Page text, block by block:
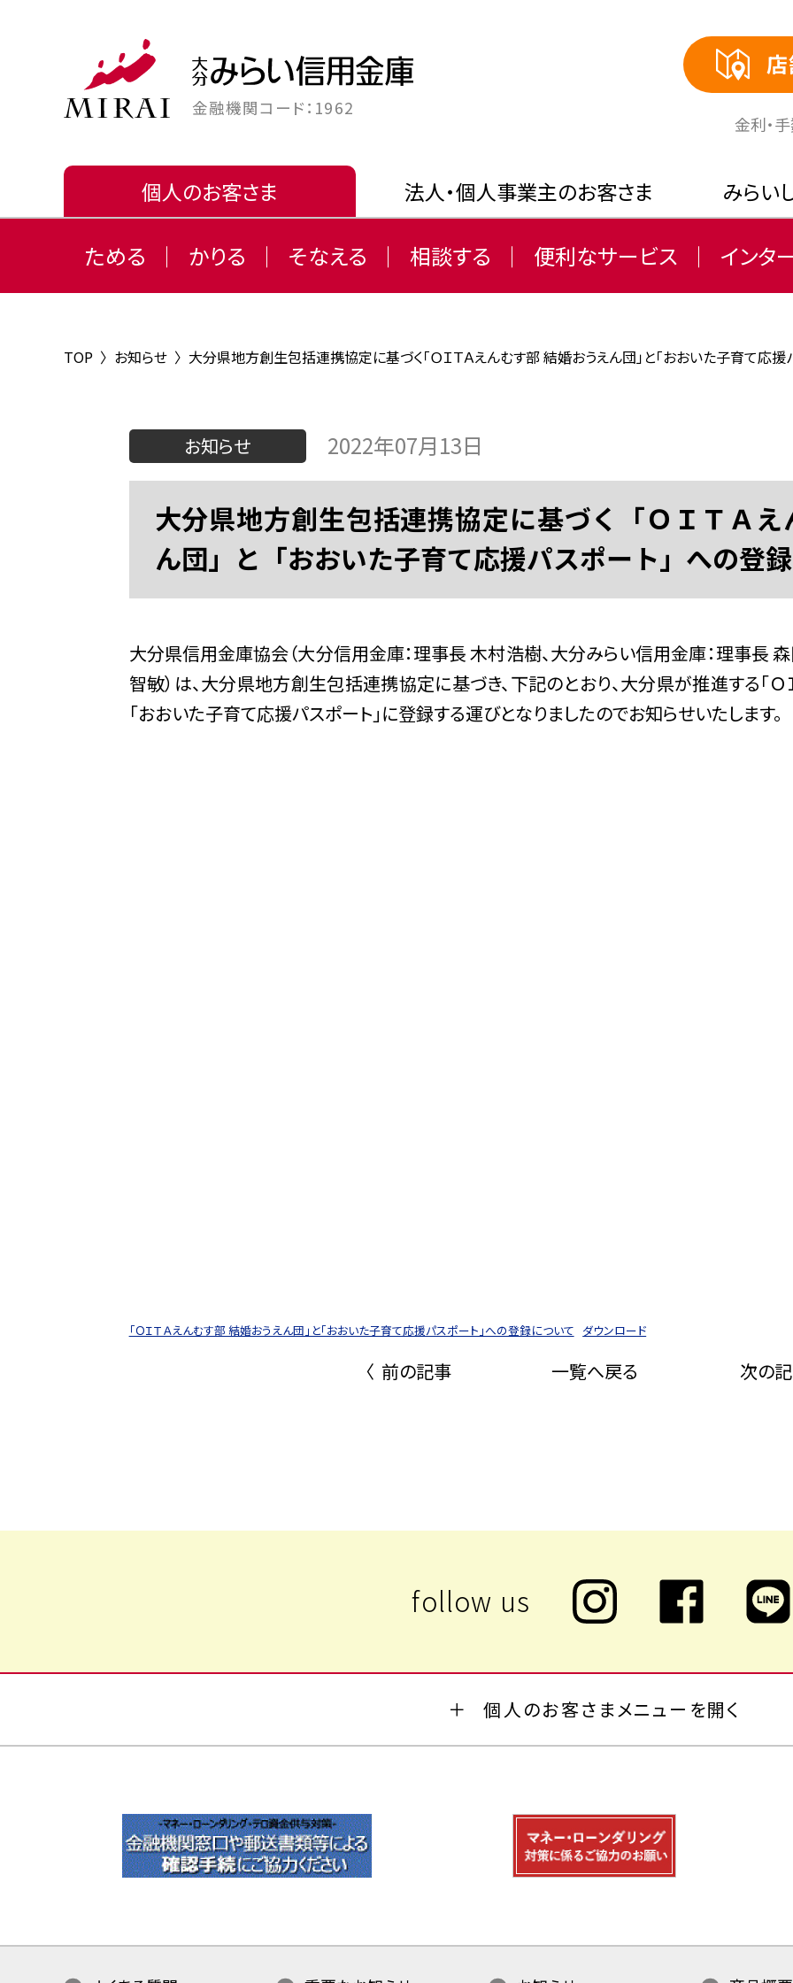
金融機関コード：1962
個人のお客さま
ためる かりる そなえる 相談する 便利なサービス インタ
法人・個人事業主のお客さま みらい
⾦利・
TOP 〉 お知らせ 〉 大分県地方創生包括連携協定に基づく「ＯＩＴＡえんむす部 結婚おうえん団」と「おおいた子育て応
お知らせ 2022年07月13日
大分県地方創生包括連携協定に基づく「ＯＩＴＡ
ん団」と「おおいた子育て応援パスポート」への登
大分県信用金庫協会（大分信用金庫：理事長 木村浩樹、大分みらい信用金庫：理事長
智敏）は、大分県地方創生包括連携協定に基づき、下記のとおり、大分県が推進する「Ｏ
「おおいた子育て応援パスポート」に登録する運びとなりましたのでお知らせいたします。
「ＯＩＴＡえんむす部 結婚おうえん団」と「おおいた子育て応援パスポート」への登録について ダウンロード
〈 前の記事 一覧へ戻る 次の記
個人のお客さまメニューを開く